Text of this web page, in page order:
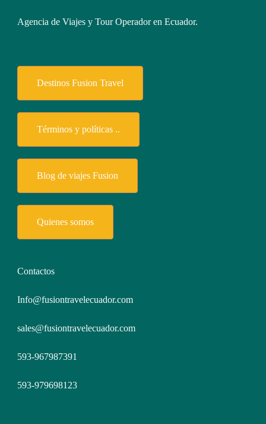
Agencia de Viajes y Tour Operador en Ecuador.
Destinos Fusion Travel
Términos y políticas ..
Blog de viajes Fusion
Quienes somos
Contactos
Info@fusiontravelecuador.com
sales@fusiontravelecuador.com
593-967987391
593-979698123